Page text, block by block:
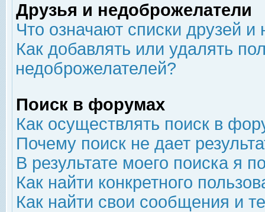
Друзья и недоброжелатели
Что означают списки друзей
Как добавлять или удалять
недоброжелателей?
Поиск в форумах
Как осуществлять поиск в
Почему поиск не дает
В результате моего поиска я
Как найти конкретного
Как найти свои сообщения и